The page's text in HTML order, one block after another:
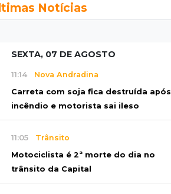
Notícias
SEXTA, 07 DE AGOSTO
11:14 Nova Andradina
Carreta com soja fica destruída após
incêndio e motorista sai ileso
11:05 Trânsito
Motociclista é 2ª morte do dia no
trânsito da Capital